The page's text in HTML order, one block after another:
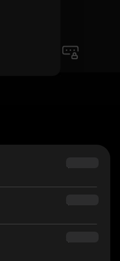
$69.90
$54.90
$34.95